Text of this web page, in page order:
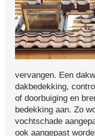
vervangen. Een
dakbedekking,
of doorbuiging en
bedekking aan. Zo
vochtschade
ook aangepast